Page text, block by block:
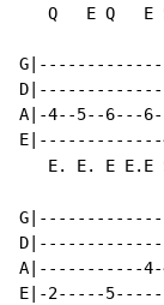
Q   E Q   E
A|-4--5--6---
E. E. E E.E
A|-----------
E|-2-----